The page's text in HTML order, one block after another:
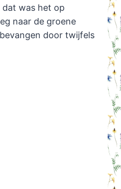
was het op
naar de groene
door twijfels